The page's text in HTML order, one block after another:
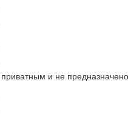
и не предназначено